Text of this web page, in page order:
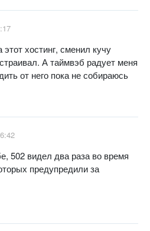
хостинг, сменил кучу
А таймвэб радует меня
от него пока не собираюсь
502 видел два раза во время
предупредили за